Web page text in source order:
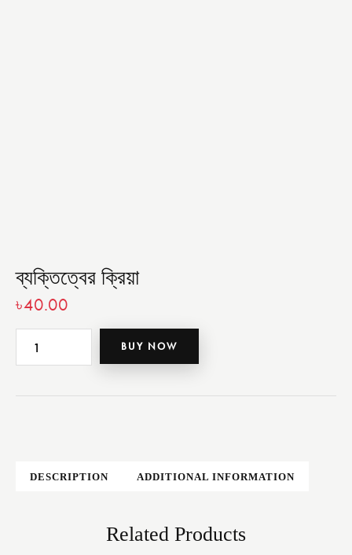
ব্যক্তিত্বের ক্রিয়া
৳40.00
BUY NOW
DESCRIPTION ADDITIONAL INFORMATION
Related Products